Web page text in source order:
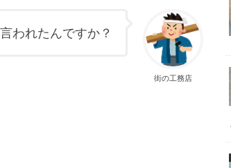
街の工務店
われたんですか？